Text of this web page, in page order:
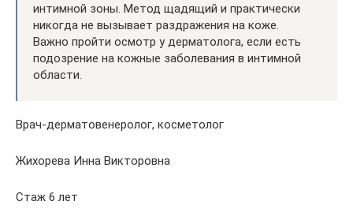
интимной зоны. Метод щадящий и практически
никогда не вызывает раздражения на коже.
Важно пройти осмотр у дерматолога, если есть
подозрение на кожные заболевания в интимной
области.
Врач-дерматовенеролог, косметолог
Жихорева Инна Викторовна
Стаж 6 лет